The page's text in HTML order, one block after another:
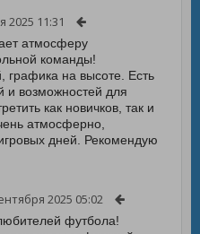
2025 11:31
атмосферу
команды!
на высоте. Есть
и возможностей для
как новичков, так и
атмосферно,
дней. Рекомендую
2025 05:02
футбола!